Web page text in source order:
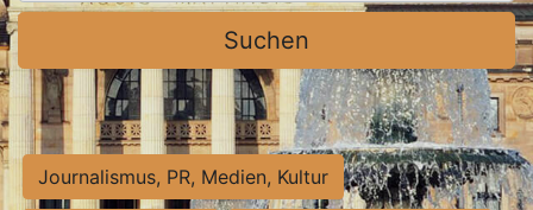
Suchen
Journalismus, PR, Medien, Kultur